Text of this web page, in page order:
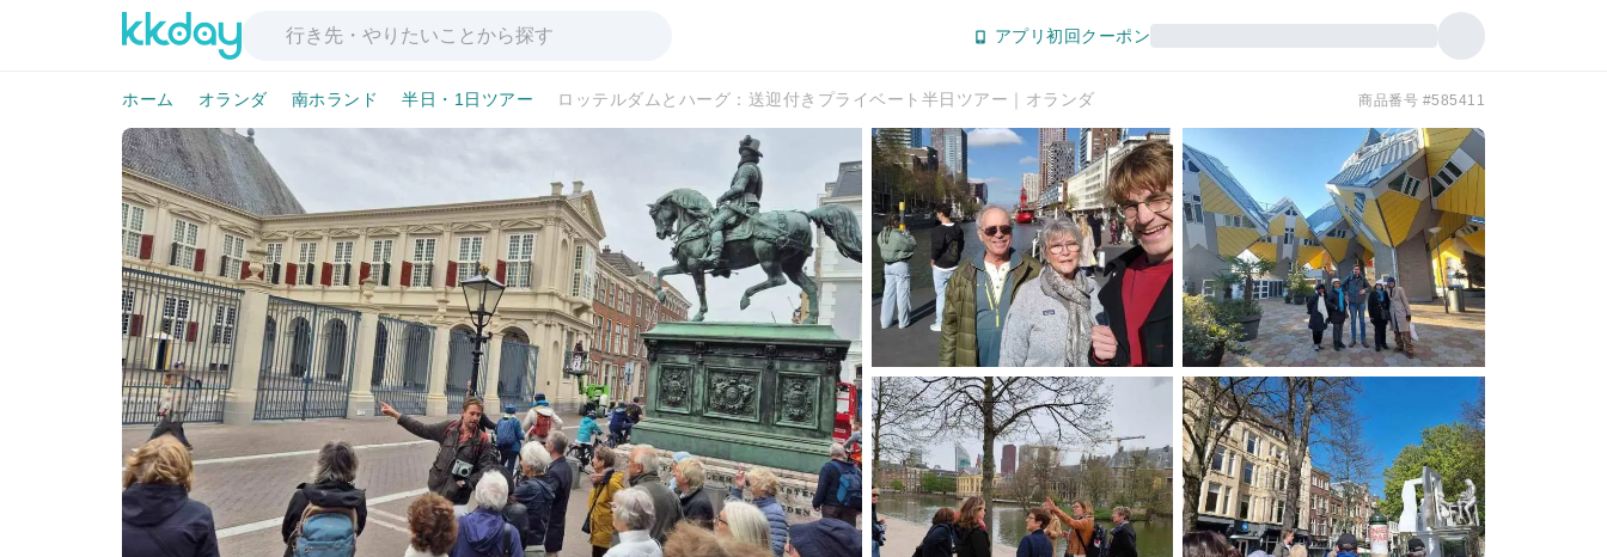
アプリ初回クーポン
ホーム オランダ 南ホランド 半日・1日ツアー ロッテルダムとハーグ：送迎付きプライベート半日ツアー｜オランダ 商品番号 #585411